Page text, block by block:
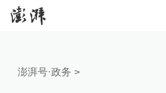
澎湃号·政务 >